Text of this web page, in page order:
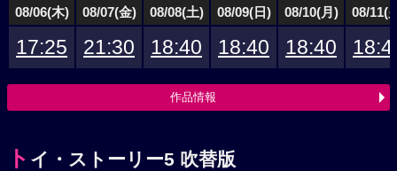
08/06(木) 08/07(金) 08/08(土) 08/09(日) 08/10(月) 08/11(
17:25 21:30 18:40 18:40 18:40
作品情報
ト イ・ストーリー5 吹替版